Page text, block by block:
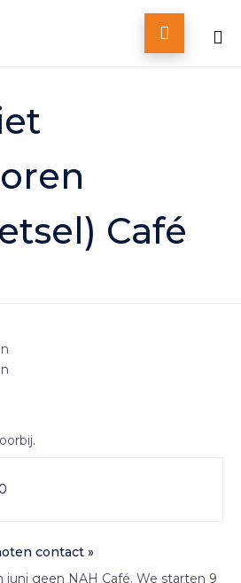

Café
contact »
juni geen NAH Café. We starten 9